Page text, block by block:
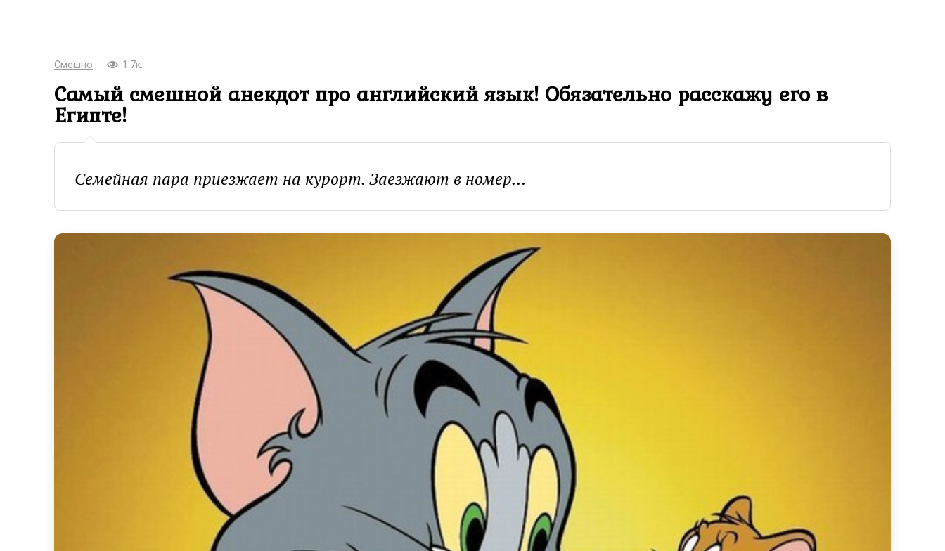
Смешно 1.7к.
Самый смешной анекдот про английский язык! Обязательно расскажу его в
Египте!
Семейная пара приезжает на курорт. Заезжают в номер...